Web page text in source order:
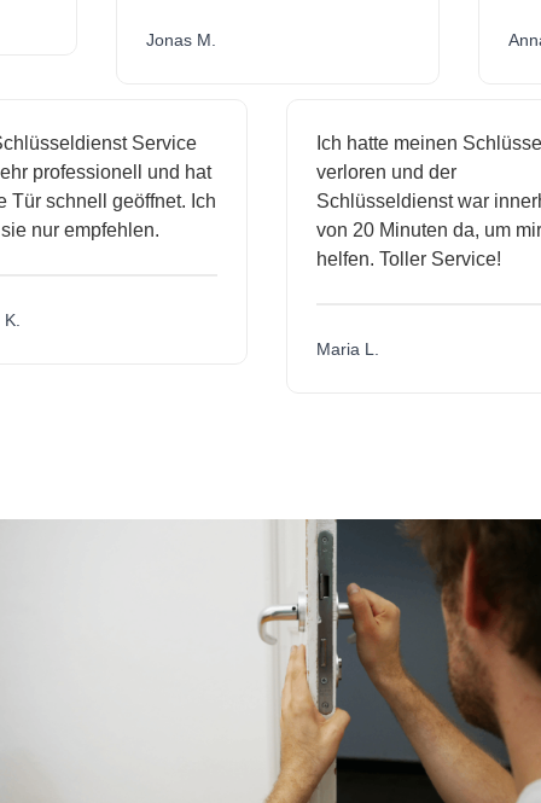
Jonas M.
Service
professionell und hat
schnell geöffnet. Ich
nur empfehlen.
Ich hatte meinen Schlüssel
verloren und der
Schlüsseldienst war
von 20 Minuten da, um mir
helfen. Toller Service!
Maria L.